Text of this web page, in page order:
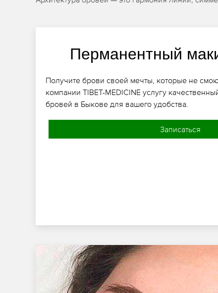
Перманентный
Получите брови своей мечты, которые не
компании TIBET-MEDICINE услугу
бровей в Быкове для вашего удобства.
Записаться